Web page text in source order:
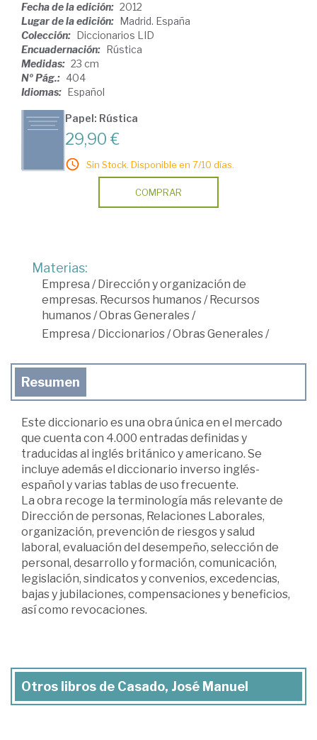
Fecha de la edición: 2012
Lugar de la edición: Madrid. España
Colección: Diccionarios LID
Encuadernación: Rústica
Medidas: 23 cm
Nº Pág.: 404
Idiomas: Español
Papel: Rústica
29,90 €
Sin Stock. Disponible en 7/10 días.
COMPRAR
Materias:
Empresa /Dirección y organización de
empresas. Recursos humanos/Recursos
humanos/Obras Generales/
Empresa /Diccionarios/Obras Generales/
Resumen
Este diccionario es una obra única en el mercado
que cuenta con 4.000 entradas definidas y
traducidas al inglés británico y americano. Se
incluye además el diccionario inverso inglés-
español y varias tablas de uso frecuente.
La obra recoge la terminología más relevante de
Dirección de personas, Relaciones Laborales,
organización, prevención de riesgos y salud
laboral, evaluación del desempeño, selección de
personal, desarrollo y formación, comunicación,
legislación, sindicatos y convenios, excedencias,
bajas y jubilaciones, compensaciones y beneficios,
así como revocaciones.
Otros libros de Casado, José Manuel